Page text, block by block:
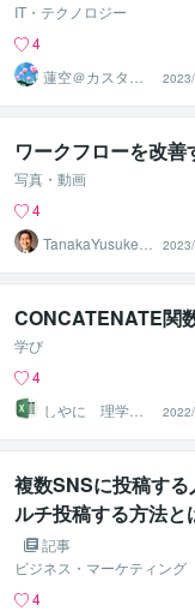
IT・テクノロジー
4
蓮空＠カスタム
マクロ高速納品
ワークフローを改善
写真・動画
4
TanakaYusuke5
CONCATENATE関
学び
4
しやに 理学療
法士
複数SNSに投稿す
ルチ投稿する方法と
記事
ビジネス・マーケティング
4